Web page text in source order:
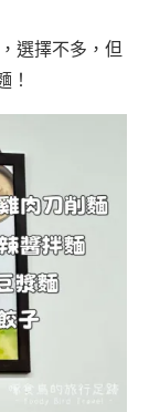
選擇不多，但
！